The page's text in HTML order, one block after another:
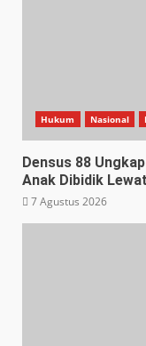
Hukum Nasional
Densus 88
Anak Dibidik
7 Agustus 2026